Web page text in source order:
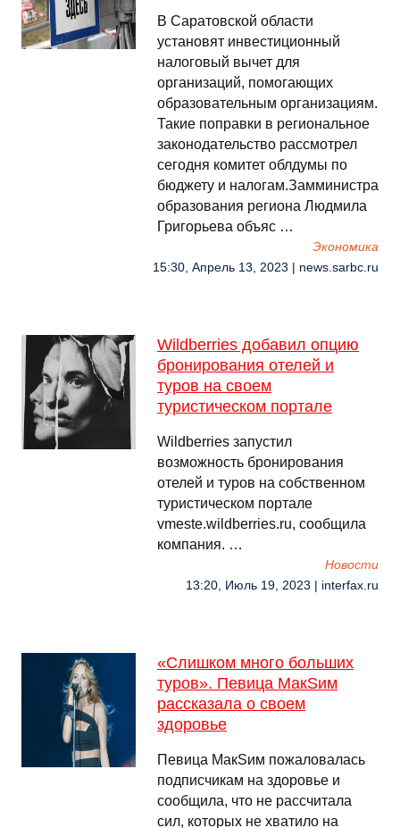
В Саратовской области
установят инвестиционный
налоговый вычет для
организаций, помогающих
образовательным организациям.
Такие поправки в региональное
законодательство рассмотрел
сегодня комитет облдумы по
бюджету и налогам.Замминистра
образования региона Людмила
Григорьева объяс …
Экономика
15:30, Апрель 13, 2023 | news.sarbc.ru
Wildberries добавил опцию
бронирования отелей и
туров на своем
туристическом портале
Wildberries запустил
возможность бронирования
отелей и туров на собственном
туристическом портале
vmeste.wildberries.ru, сообщила
компания. …
Новости
13:20, Июль 19, 2023 | interfax.ru
«Слишком много больших
туров». Певица МакSим
рассказала о своем
здоровье
Певица МакSим пожаловалась
подписчикам на здоровье и
сообщила, что не рассчитала
сил, которых не хватило на